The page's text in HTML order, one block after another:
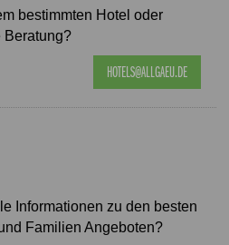
bestimmten Hotel oder
Beratung?
HOTELS@ALLGAEU.DE
Informationen zu den besten
Familien Angeboten?